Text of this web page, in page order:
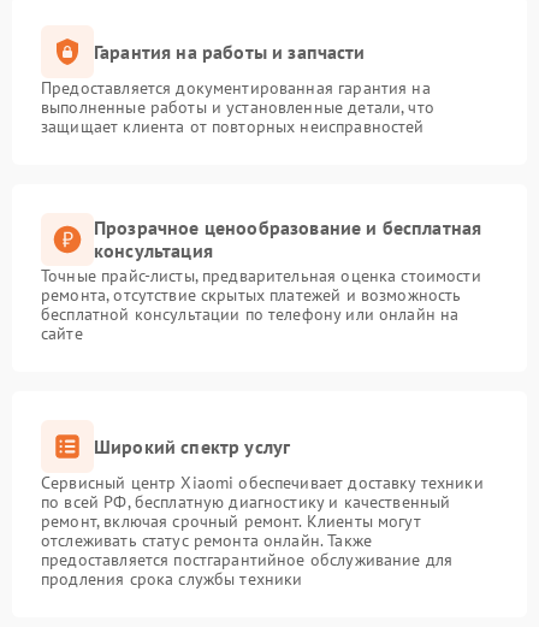
Гарантия на работы и запчасти
Предоставляется документированная гарантия на
выполненные работы и установленные детали, что
защищает клиента от повторных неисправностей
Прозрачное ценообразование и бесплатная
консультация
Точные прайс-листы, предварительная оценка стоимости
ремонта, отсутствие скрытых платежей и возможность
бесплатной консультации по телефону или онлайн на
сайте
Широкий спектр услуг
Сервисный центр Xiaomi обеспечивает доставку техники
по всей РФ, бесплатную диагностику и качественный
ремонт, включая срочный ремонт. Клиенты могут
отслеживать статус ремонта онлайн. Также
предоставляется постгарантийное обслуживание для
продления срока службы техники